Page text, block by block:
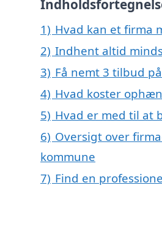
1) Hvad kan et firma
2) Indhent altid
3) Få nemt 3 tilbud
4) Hvad koster
5) Hvad er med til at
6) Oversigt over
kommune
7) Find en